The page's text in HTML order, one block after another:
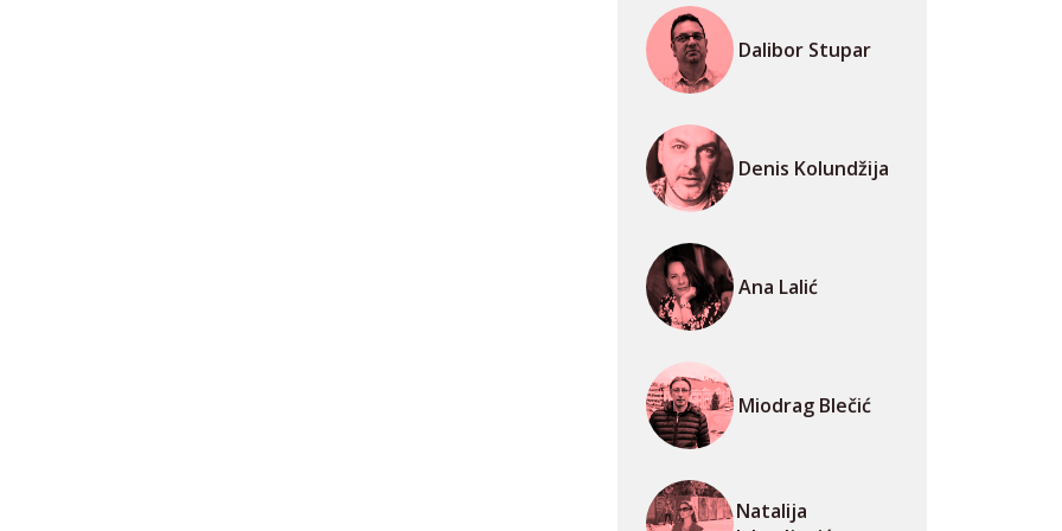
Dalibor Stupar
Denis Kolundžija
Ana Lalić
Miodrag Blečić
Natalija